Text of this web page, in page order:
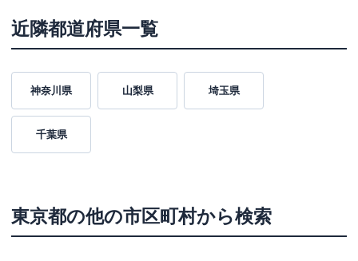
近隣都道府県一覧
神奈川県 山梨県 埼玉県
千葉県
東京都の他の市区町村から検索